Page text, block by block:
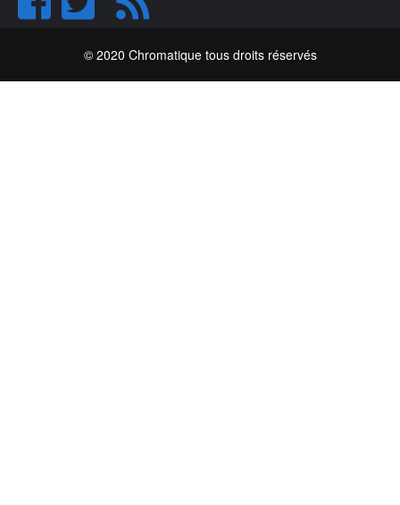
© 2020 Chromatique tous droits réservés